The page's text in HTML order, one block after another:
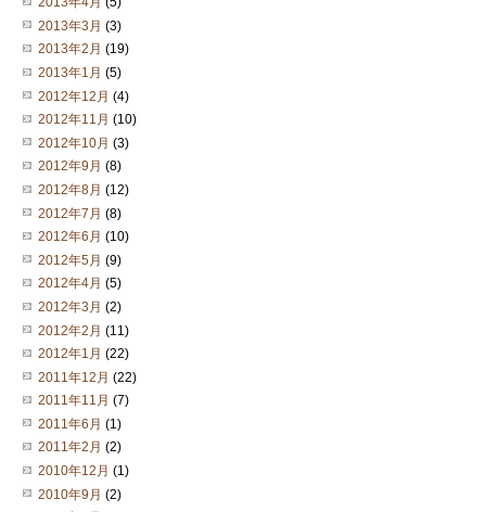
2013年3月 (3)
2013年2月 (19)
2013年1月 (5)
2012年12月 (4)
2012年11月 (10)
2012年10月 (3)
2012年9月 (8)
2012年8月 (12)
2012年7月 (8)
2012年6月 (10)
2012年5月 (9)
2012年4月 (5)
2012年3月 (2)
2012年2月 (11)
2012年1月 (22)
2011年12月 (22)
2011年11月 (7)
2011年6月 (1)
2011年2月 (2)
2010年12月 (1)
2010年9月 (2)